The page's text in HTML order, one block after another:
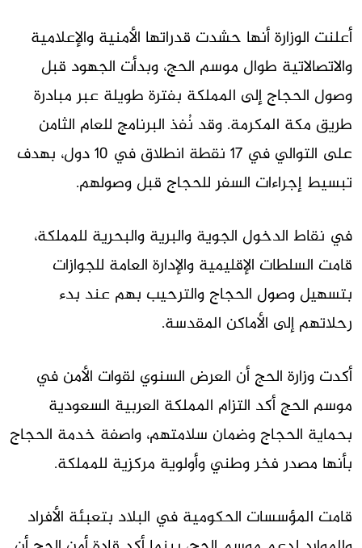
أعلنت الوزارة أنها حشدت قدراتها الأمنية والإعلامية
والاتصالاتية طوال موسم الحج، وبدأت الجهود قبل
وصول الحجاج إلى المملكة بفترة طويلة عبر مبادرة
طريق مكة المكرمة. وقد نُفذ البرنامج للعام الثامن
على التوالي في 17 نقطة انطلاق في 10 دول، بهدف
تبسيط إجراءات السفر للحجاج قبل وصولهم.
في نقاط الدخول الجوية والبرية والبحرية للمملكة،
قامت السلطات الإقليمية والإدارة العامة للجوازات
بتسهيل وصول الحجاج والترحيب بهم عند بدء
رحلاتهم إلى الأماكن المقدسة.
أكدت وزارة الحج أن العرض السنوي لقوات الأمن في
موسم الحج أكد التزام المملكة العربية السعودية
بحماية الحجاج وضمان سلامتهم، واصفة خدمة الحجاج
بأنها مصدر فخر وطني وأولوية مركزية للمملكة.
قامت المؤسسات الحكومية في البلاد بتعبئة الأفراد